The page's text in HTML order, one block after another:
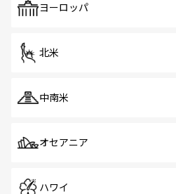
で、ホーカーズは地元の風
ヨーロッパ
北米
中南米
オセアニア
ハワイ